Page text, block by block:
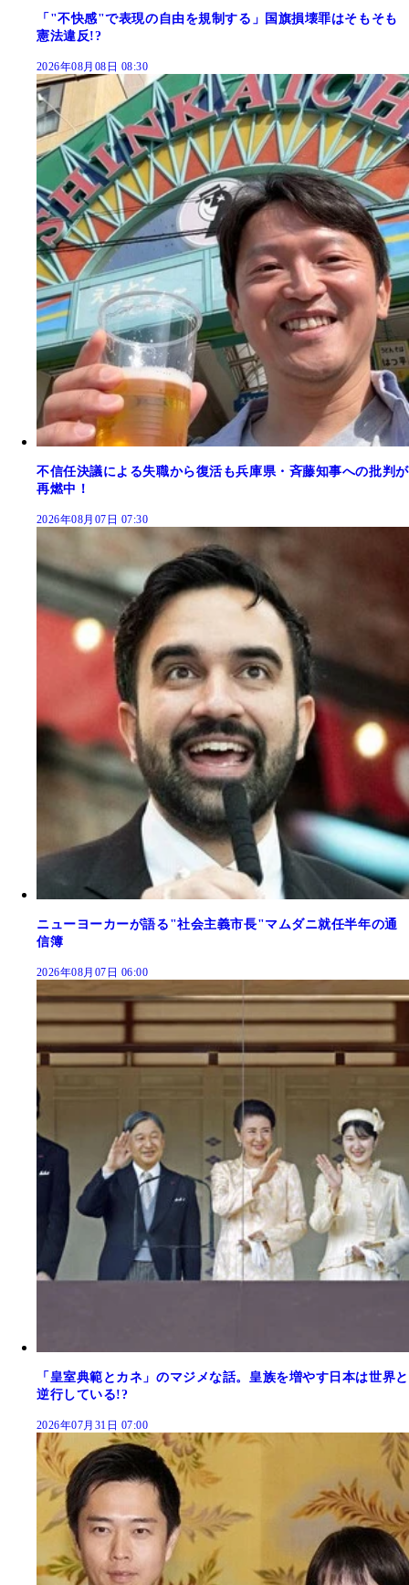
「"不快感"で表現の自由を規制する」国旗損壊罪はそもそも
憲法違反!?
2026年08月08日 08:30
不信任決議による失職から復活も兵庫県・斉藤知事への批判が
再燃中！
2026年08月07日 07:30
ニューヨーカーが語る"社会主義市長"マムダニ就任半年の通
信簿
2026年08月07日 06:00
「皇室典範とカネ」のマジメな話。皇族を増やす日本は世界と
逆行している!?
2026年07月31日 07:00